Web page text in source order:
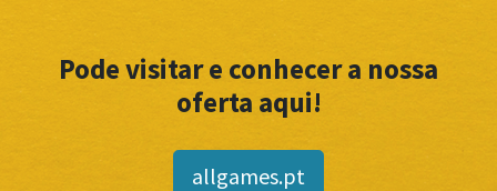
Pode visitar e conhecer a nossa
oferta aqui!
allgames.pt